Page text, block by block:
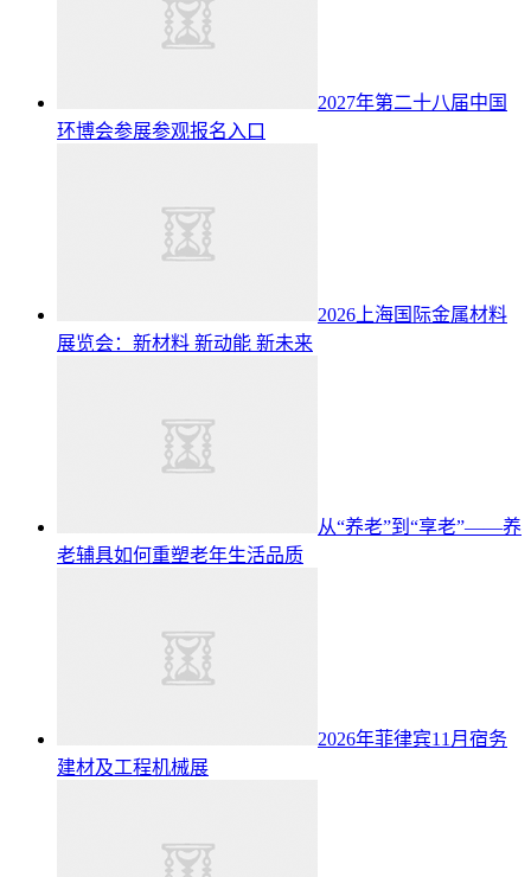
2027年第二十八届中国
环博会参展参观报名入口
2026上海国际金属材料
展览会：新材料 新动能 新未来
从“养老”到“享老”——养
老辅具如何重塑老年生活品质
2026年菲律宾11月宿务
建材及工程机械展